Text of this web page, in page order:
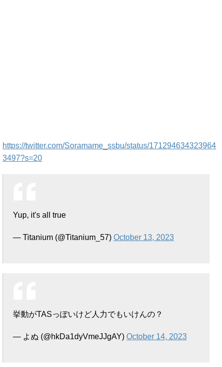
https://twitter.com/Soramame_ssbu/status/171294634323964
3497?s=20
Yup, it's all true
— Titanium (@Titanium_57) October 13, 2023
挙動がTASっぽいけど人力でもいけんの？
— よぬ (@hkDa1dyVmeJJgAY) October 14, 2023